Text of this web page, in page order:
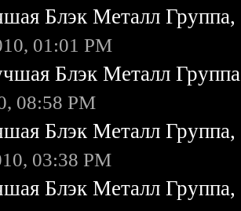
Блэк Металл
01:01 PM
Блэк Металл
08:58 PM
Блэк Металл
03:38 PM
Блэк Металл